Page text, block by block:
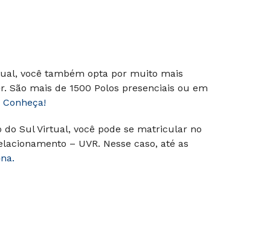
você também opta por muito mais
São mais de 1500 Polos presenciais ou em
Conheça!
do Sul Virtual, você pode se matricular no
– UVR. Nesse caso, até as